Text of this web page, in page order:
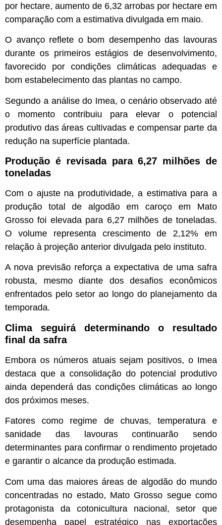
por hectare, aumento de 6,32 arrobas por hectare em
comparação com a estimativa divulgada em maio.
O avanço reflete o bom desempenho das lavouras
durante os primeiros estágios de desenvolvimento,
favorecido por condições climáticas adequadas e
bom estabelecimento das plantas no campo.
Segundo a análise do Imea, o cenário observado até
o momento contribuiu para elevar o potencial
produtivo das áreas cultivadas e compensar parte da
redução na superfície plantada.
Produção é revisada para 6,27 milhões de
toneladas
Com o ajuste na produtividade, a estimativa para a
produção total de algodão em caroço em Mato
Grosso foi elevada para 6,27 milhões de toneladas.
O volume representa crescimento de 2,12% em
relação à projeção anterior divulgada pelo instituto.
A nova previsão reforça a expectativa de uma safra
robusta, mesmo diante dos desafios econômicos
enfrentados pelo setor ao longo do planejamento da
temporada.
Clima seguirá determinando o resultado
final da safra
Embora os números atuais sejam positivos, o Imea
destaca que a consolidação do potencial produtivo
ainda dependerá das condições climáticas ao longo
dos próximos meses.
Fatores como regime de chuvas, temperatura e
sanidade das lavouras continuarão sendo
determinantes para confirmar o rendimento projetado
e garantir o alcance da produção estimada.
Com uma das maiores áreas de algodão do mundo
concentradas no estado, Mato Grosso segue como
protagonista da cotonicultura nacional, setor que
desempenha papel estratégico nas exportações